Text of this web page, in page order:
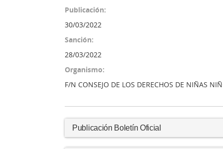
Publicación:
30/03/2022
Sanción:
28/03/2022
Organismo:
F/N CONSEJO DE LOS DERECHOS DE NIÑAS
Publicación Boletín Oficial